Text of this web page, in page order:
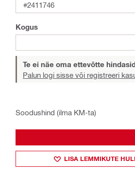
#2411746
Kogus
Te ei näe oma ettevõtte
Palun logi sisse või registreeri
Soodushind (ilma KM-ta)
LISA LEMMIKUTE